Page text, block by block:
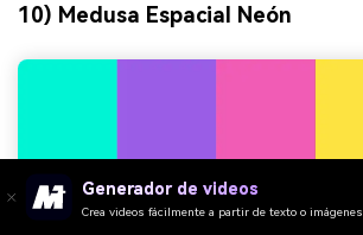
10) Medusa Espacial Neón
Generador de videos
Crea videos fácilmente a partir de texto o imágenes